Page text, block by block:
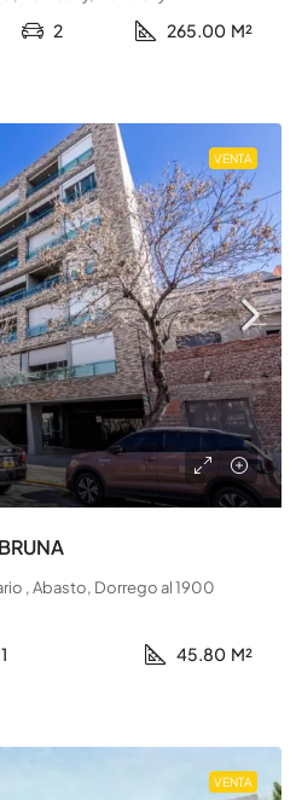
2 265.00 M²
VENTA
, Abasto, Dorrego al 1900
1 45.80 M²
VENTA